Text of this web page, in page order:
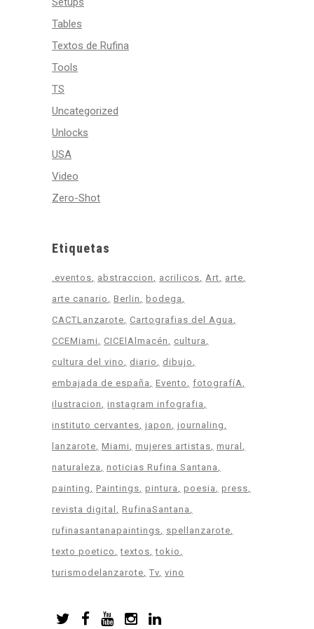
Tables
Textos de Rufina
Tools
TS
Uncategorized
Unlocks
USA
Video
Zero-Shot
Etiquetas
.eventos abstraccion acrilicos Art
arte
arte canario
Berlin
bodega
CACTLanzarote
Cartografias del Agua
CCEMiami
CICElAlmacén
cultura
cultura del vino
diario
dibujo
embajada de españa
Evento
fotografíA
ilustracion
instagram infografia
instituto cervantes japon
journaling
lanzarote Miami mujeres artistas mural
naturaleza
noticias Rufina Santana
painting
Paintings pintura poesia
press
revista digital
RufinaSantana
rufinasantanapaintings
spellanzarote
texto poetico
textos tokio
turismodelanzarote Tv vino